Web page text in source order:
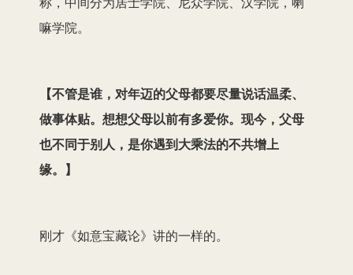
嘛学院。
【不管是谁，对年迈的父母都要尽量说话温柔、
做事体贴。想想父母以前有多爱你。现今，父母
也不同于别人，是你遇到大乘法的不共增上
缘。 】
刚才《如意宝藏论》讲的一样的。